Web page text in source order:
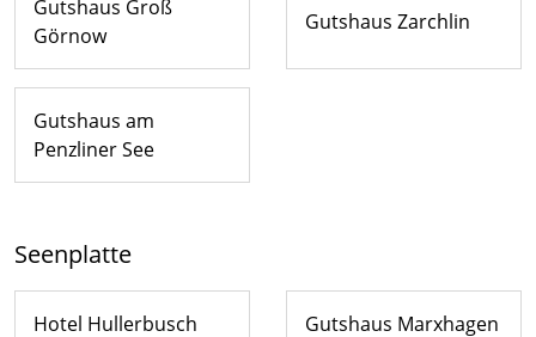
Gutshaus Groß
Görnow
Gutshaus Zarchlin
Gutshaus am
Penzliner See
Seenplatte
Hotel Hullerbusch Gutshaus Marxhagen